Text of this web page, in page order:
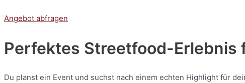
Angebot abfragen
Perfektes Streetfood-Erlebnis
Du planst ein Event und suchst nach einem echten Highlight für